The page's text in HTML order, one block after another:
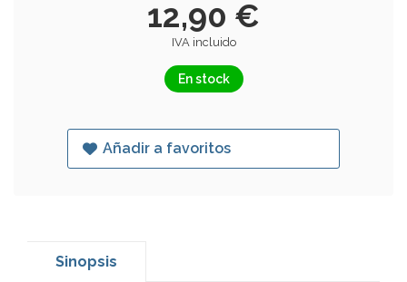
12,90 €
IVA incluido
En stock
Añadir a favoritos
Sinopsis